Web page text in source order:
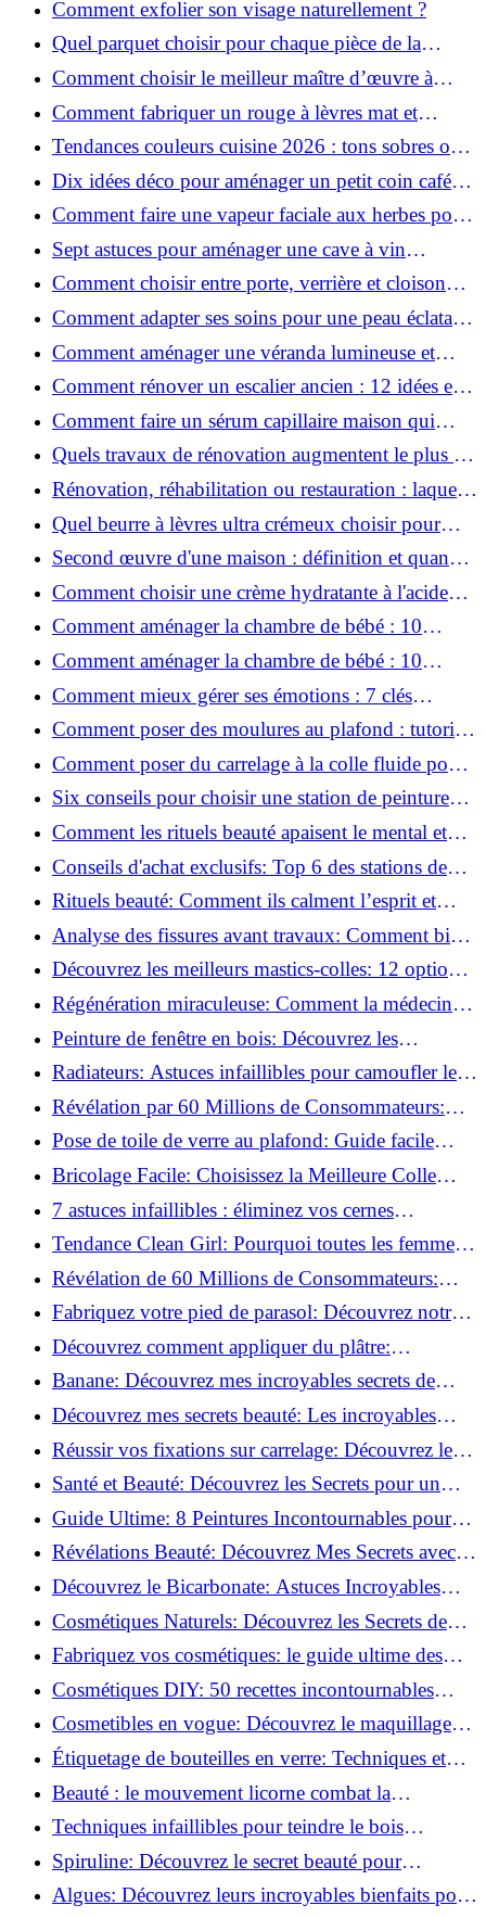
Comment exfolier son visage naturellement ?
Quel parquet choisir pour chaque pièce de la
maison ?
Comment choisir le meilleur maître d’œuvre à
Grenoble en 2026 ?
Comment fabriquer un rouge à lèvres mat et
hydratant fait maison ?
Tendances couleurs cuisine 2026 : tons sobres ou
colorés, que choisir ?
Dix idées déco pour aménager un petit coin café
chez soi
Comment faire une vapeur faciale aux herbes pour
une peau plus saine et rajeunie ?
Sept astuces pour aménager une cave à vin
naturelle chez soi
Comment choisir entre porte, verrière et cloison
coulissante pour séparer vos pièces ?
Comment adapter ses soins pour une peau éclatante
en hiver ?
Comment aménager une véranda lumineuse et
conviviale : 12 idées déco
Comment rénover un escalier ancien : 12 idées et
astuces faciles pas à pas
Comment faire un sérum capillaire maison qui
stimule réellement la pousse des cheveux ?
Quels travaux de rénovation augmentent le plus la
valeur d'une maison pour la revente ?
Rénovation, réhabilitation ou restauration : laquelle
convient le mieux à mon logement ?
Quel beurre à lèvres ultra crémeux choisir pour
lèvres sèches et gercées?
Second œuvre d'une maison : définition et quand
le réaliser
Comment choisir une crème hydratante à l'acide
hyaluronique et niacinamide ?
Comment aménager la chambre de bébé : 10
conseils sécurité, déco et rangement
Comment aménager la chambre de bébé : 10
conseils sécurité, déco et rangement
Comment mieux gérer ses émotions : 7 clés
pratiques
Comment poser des moulures au plafond : tutoriel
vidéo pas à pas ?
Comment poser du carrelage à la colle fluide pour
un rendu professionnel ?
Six conseils pour choisir une station de peinture
basse pression
Comment les rituels beauté apaisent le mental et
créent des moments pour soi ?
Conseils d'achat exclusifs: Top 6 des stations de
peinture basse pression incontournables!
Rituels beauté: Comment ils calment l’esprit et
chouchoutent votre âme!
Analyse des fissures avant travaux: Comment bien
préparer vos surfaces!
Découvrez les meilleurs mastics-colles: 12 options
dès 6,70 €!
Régénération miraculeuse: Comment la médecine
régénérative peut restaurer votre confiance!
Peinture de fenêtre en bois: Découvrez les
techniques infaillibles pour un résultat parfait!
Radiateurs: Astuces infaillibles pour camoufler les
tuyaux apparents!
Révélation par 60 Millions de Consommateurs:
Découvrez le sérum anti-rides numéro un!
Pose de toile de verre au plafond: Guide facile
pour débutants!
Bricolage Facile: Choisissez la Meilleure Colle
pour Chaque Matériau!
7 astuces infaillibles : éliminez vos cernes
rapidement !
Tendance Clean Girl: Pourquoi toutes les femmes
l'adoptent?
Révélation de 60 Millions de Consommateurs:
Découvrez le meilleur fond de teint pour votre
peau!
Fabriquez votre pied de parasol: Découvrez notre
tutoriel facile !
Découvrez comment appliquer du plâtre:
Techniques pour un mur intérieur parfait!
Banane: Découvrez mes incroyables secrets de
beauté!
Découvrez mes secrets beauté: Les incroyables
vertus du curcuma!
Réussir vos fixations sur carrelage: Découvrez les
astuces infaillibles !
Santé et Beauté: Découvrez les Secrets pour un
Bien-être Optimal!
Guide Ultime: 8 Peintures Incontournables pour
Bois Extérieurs!
Révélations Beauté: Découvrez Mes Secrets avec le
Thé Vert Matcha!
Découvrez le Bicarbonate: Astuces Incroyables
pour Votre Quotidien!
Cosmétiques Naturels: Découvrez les Secrets de
Beauté Éco-responsables!
Fabriquez vos cosmétiques: le guide ultime des
produits de beauté maison!
Cosmétiques DIY: 50 recettes incontournables
pour sublimer votre beauté naturelle!
Cosmetibles en vogue: Découvrez le maquillage
100% comestible!
Étiquetage de bouteilles en verre: Techniques et
astuces incontournables!
Beauté : le mouvement licorne combat la
surconsommation !
Techniques infaillibles pour teindre le bois
naturellement: Découvrez comment!
Spiruline: Découvrez le secret beauté pour
revitaliser les peaux fatiguées!
Algues: Découvrez leurs incroyables bienfaits pour